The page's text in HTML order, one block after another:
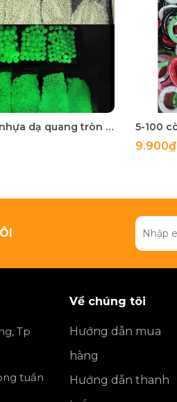
50 gam hạt nhựa dạ quang tròn đủ size 4mm, 5mm, 6mm, 8mm, 10mm, 12mm, 14mm, 16mm ,18mm , 10mm, 22mm, 25mm
9.900₫
Tp
tuần
Về chúng tôi
Hướng dẫn mua
hàng
Hướng dẫn thanh